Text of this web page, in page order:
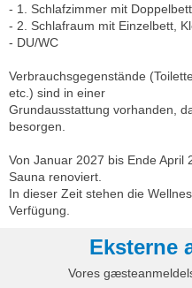
- 1. Schlafzimmer mit
- 2. Schlafraum mit Einzelbett,
- DU/WC
Verbrauchsgegenstände
etc.) sind in einer
Grundausstattung vorhanden,
besorgen.
Von Januar 2027 bis Ende April
Sauna renoviert.
In dieser Zeit stehen die
Verfügung.
Eksterne
Vores